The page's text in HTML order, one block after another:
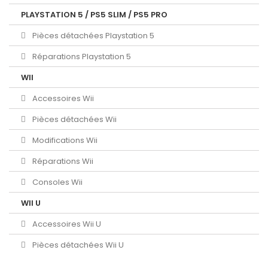
PLAYSTATION 5 / PS5 SLIM / PS5 PRO
Pièces détachées Playstation 5
Réparations Playstation 5
WII
Accessoires Wii
Pièces détachées Wii
Modifications Wii
Réparations Wii
Consoles Wii
WII U
Accessoires Wii U
Pièces détachées Wii U